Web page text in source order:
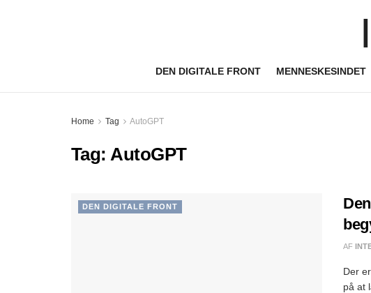
DEN DIGITALE FRONT MENNESKESINDET
Home Tag AutoGPT
Tag:AutoGPT
DEN DIGITALE FRONT
AF
Der
på at